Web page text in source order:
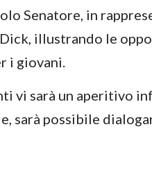
Senatore, in
illustrando le
i giovani.
vi sarà un aperitivo
sarà possibile